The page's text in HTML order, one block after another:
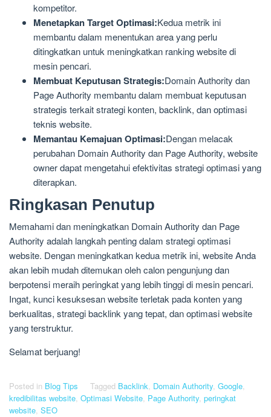
kompetitor.
Menetapkan Target Optimasi:Kedua metrik ini
membantu dalam menentukan area yang perlu
ditingkatkan untuk meningkatkan ranking website di
mesin pencari.
Membuat Keputusan Strategis:Domain Authority dan
Page Authority membantu dalam membuat keputusan
strategis terkait strategi konten, backlink, dan optimasi
teknis website.
Memantau Kemajuan Optimasi:Dengan melacak
perubahan Domain Authority dan Page Authority, website
owner dapat mengetahui efektivitas strategi optimasi yang
diterapkan.
Ringkasan Penutup
Memahami dan meningkatkan Domain Authority dan Page
Authority adalah langkah penting dalam strategi optimasi
website. Dengan meningkatkan kedua metrik ini, website Anda
akan lebih mudah ditemukan oleh calon pengunjung dan
berpotensi meraih peringkat yang lebih tinggi di mesin pencari.
Ingat, kunci kesuksesan website terletak pada konten yang
berkualitas, strategi backlink yang tepat, dan optimasi website
yang terstruktur.
Selamat berjuang!
Posted in Blog Tips Tagged Backlink, Domain Authority, Google,
kredibilitas website, Optimasi Website, Page Authority, peringkat
website, SEO